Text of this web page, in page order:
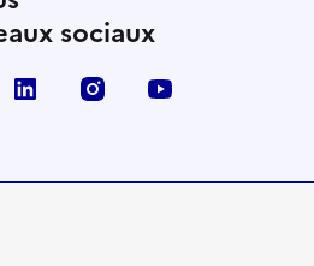
sociaux
LinkedIn Instagram